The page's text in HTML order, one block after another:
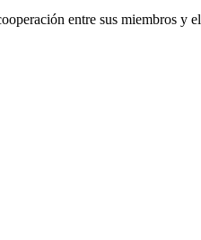
entre sus miembros y